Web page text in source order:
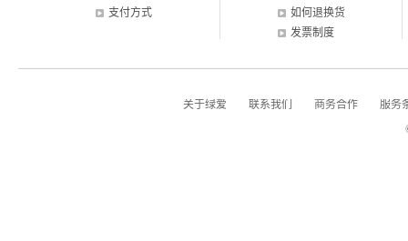
支付方式
如何退换货
发票制度
关于绿爱 联系我们 商务合作
服务